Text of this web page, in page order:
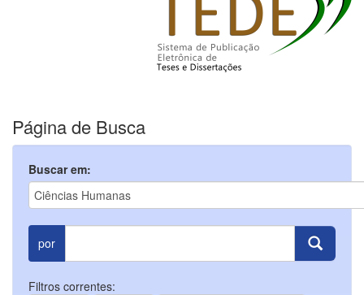
Página de Busca
Buscar em:
por
Filtros correntes: